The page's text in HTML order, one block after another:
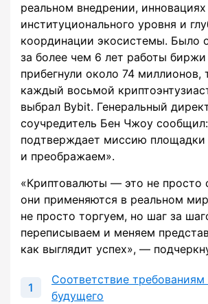
реальном внедрении, инновациях
институционального уровня и
координации экосистемы. Было
за более чем 6 лет работы биржи
прибегнули около 74 миллионов,
каждый восьмой
выбрал Bybit. Генеральный
соучредитель Бен Чжоу
подтверждает миссию
и преображаем».
«Криптовалюты — это не просто
они применяются в реальном
не просто торгуем, но шаг за
переписываем и меняем
как выглядит успех», —
Соответствие требованиям
будущего